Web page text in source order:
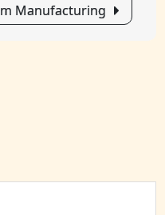
Manufacturing